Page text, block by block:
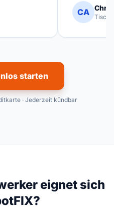
CA
starten
· Jederzeit kündbar
eignet sich